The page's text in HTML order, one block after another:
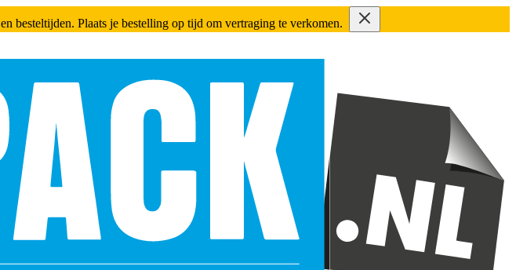
en besteltijden. Plaats je bestelling op tijd om vertraging te verkomen.